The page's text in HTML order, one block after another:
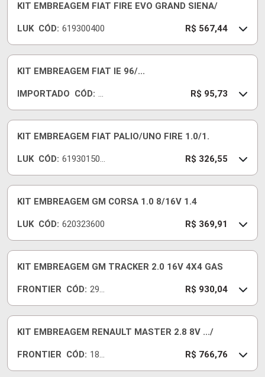
KIT EMBREAGEM FIAT FIRE EVO GRAND SIENA/
LUK CÓD: 619300400 R$ 567,44
KIT EMBREAGEM FIAT IE 96/...
IMPORTADO CÓD: 22
34
R$ 95,73
KIT EMBREAGEM FIAT PALIO/UNO FIRE 1.0/1.
LUK CÓD: 619301500
R$ 326,55
KIT EMBREAGEM GM CORSA 1.0 8/16V 1.4
LUK CÓD: 620323600 R$ 369,91
KIT EMBREAGEM GM TRACKER 2.0 16V 4X4 GAS
FRONTIER CÓD: 295
R$ 930,04
KIT EMBREAGEM RENAULT MASTER 2.8 8V .../
FRONTIER CÓD: 183
R$ 766,76